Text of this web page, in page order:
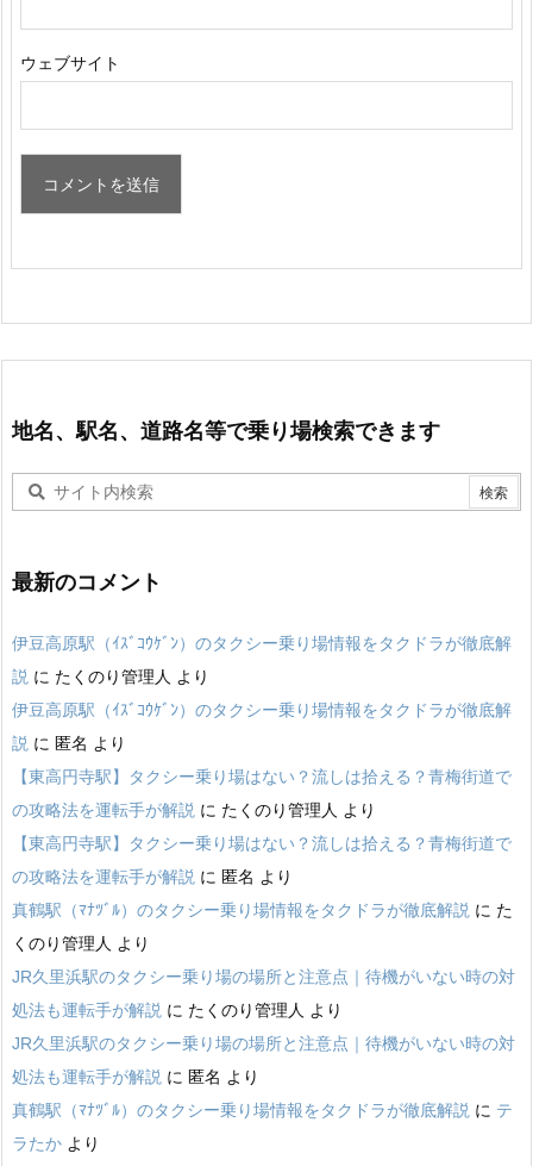
ウェブサイト
地名、駅名、道路名等で乗り場検索できます
最新のコメント
伊豆高原駅（ｲｽﾞｺｳｹﾞﾝ）のタクシー乗り場情報をタクドラが徹底解
説 に たくのり管理人 より
伊豆高原駅（ｲｽﾞｺｳｹﾞﾝ）のタクシー乗り場情報をタクドラが徹底解
説 に 匿名 より
【東高円寺駅】タクシー乗り場はない？流しは拾える？青梅街道で
の攻略法を運転手が解説 に たくのり管理人 より
【東高円寺駅】タクシー乗り場はない？流しは拾える？青梅街道で
の攻略法を運転手が解説 に 匿名 より
真鶴駅（ﾏﾅﾂﾞﾙ）のタクシー乗り場情報をタクドラが徹底解説 に た
くのり管理人 より
JR久里浜駅のタクシー乗り場の場所と注意点｜待機がいない時の対
処法も運転手が解説 に たくのり管理人 より
JR久里浜駅のタクシー乗り場の場所と注意点｜待機がいない時の対
処法も運転手が解説 に 匿名 より
真鶴駅（ﾏﾅﾂﾞﾙ）のタクシー乗り場情報をタクドラが徹底解説 に テ
ラたか より